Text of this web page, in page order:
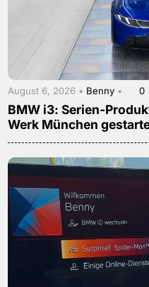
August 6, 2026 • Benny • 0
BMW i3: Serien-
Werk München